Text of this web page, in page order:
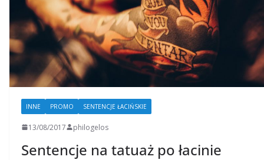
INNE PROMO SENTENCJE ŁACIŃSKIE
13/08/2017 philogelos
Sentencje na tatuaż po łacinie